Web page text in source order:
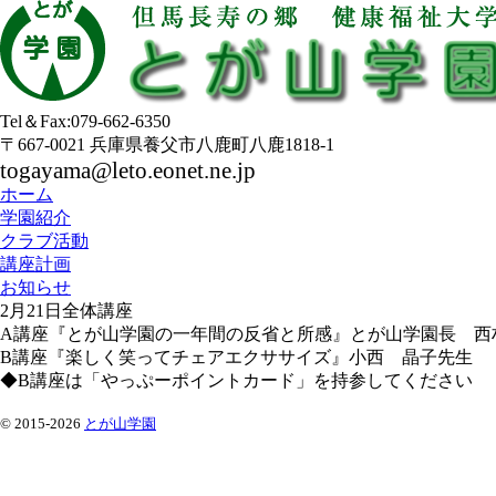
Tel＆Fax:079-662-6350
〒667-0021 兵庫県養父市八鹿町八鹿1818-1
togayama@leto.eonet.ne.jp
ホーム
学園紹介
クラブ活動
講座計画
お知らせ
2月21日全体講座
A講座『とが山学園の一年間の反省と所感』とが山学園長
B講座『楽しく笑ってチェアエクササイズ』小西 晶子先生
◆B講座は「やっぷーポイントカード」を持参してください
© 2015-2026 とが山学園